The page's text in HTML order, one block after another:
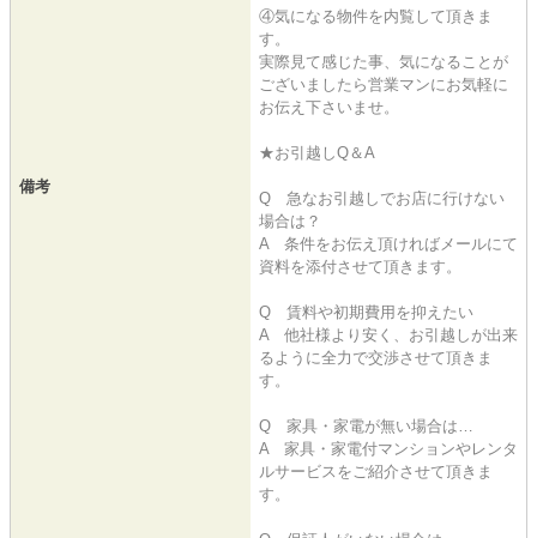
備考
④気になる物件を内覧して頂きま
す。
実際見て感じた事、気になることが
ございましたら営業マンにお気軽に
お伝え下さいませ。
★お引越しQ＆A
Q 急なお引越しでお店に行けない
場合は？
A 条件をお伝え頂ければメールにて
資料を添付させて頂きます。
Q 賃料や初期費用を抑えたい
A 他社様より安く、お引越しが出来
るように全力で交渉させて頂きま
す。
Q 家具・家電が無い場合は…
A 家具・家電付マンションやレンタ
ルサービスをご紹介させて頂きま
す。